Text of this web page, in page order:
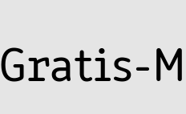
Gratis-